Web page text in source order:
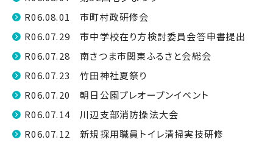
R06.08.01 市町村政研修会
R06.07.29 市中学校在り方検討委員会答申書提出
R06.07.28 南さつま市関東ふるさと会総会
R06.07.23 竹田神社夏祭り
R06.07.20 朝日公園プレオープンイベント
R06.07.14 川辺支部消防操法大会
R06.07.12 新規採用職員トイレ清掃実技研修